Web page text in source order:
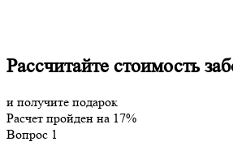
Рассчитайте стоимость
и получите подарок
Расчет пройден на 17%
Вопрос 1